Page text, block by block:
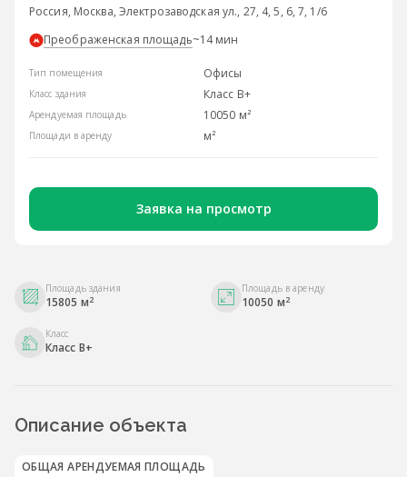
Россия, Москва, Электрозаводская ул., 27, 4, 5, 6, 7, 1/6
Преображенская площадь~14 мин
Тип помещения Офисы
Класс здания Класс B+
Арендуемая площадь 10050 м²
Площади в аренду м²
Заявка на просмотр
Площадь здания
15805 м2
Площадь в аренду
10050 м2
Класс
Класс B+
Описание объекта
ОБЩАЯ АРЕНДУЕМАЯ ПЛОЩАДЬ